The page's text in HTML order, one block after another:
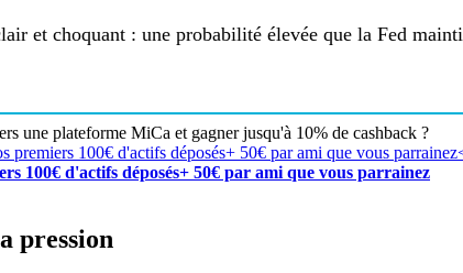
et choquant : une probabilité élevée que la Fed
une plateforme MiCa et gagner jusqu'à 10% de cashback ?
100€ d'actifs déposés+ 50€ par ami que vous parrainez
pression